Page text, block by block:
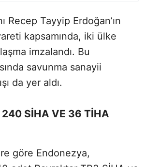
Recep Tayyip Erdoğan’ın
kapsamında, iki ülke
imzalandı. Bu
savunma sanayii
da yer aldı.
240 SİHA VE 36 TİHA
göre Endonezya,